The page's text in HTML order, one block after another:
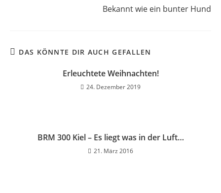
Bekannt wie ein bunter Hund
DAS KÖNNTE DIR AUCH GEFALLEN
Erleuchtete Weihnachten!
24. Dezember 2019
BRM 300 Kiel – Es liegt was in der Luft…
21. März 2016